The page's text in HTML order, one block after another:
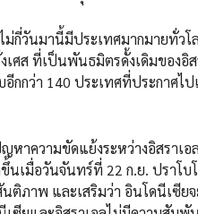
ม่กี่วันมานี้มีประเทศมากมายทั่ว
เศส ที่เป็นพันธมิตรดั้งเดิมของอิ
กกว่า 140 ประเทศที่ประกาศไ
หาความขัดแย้งระหว่างอิสราเ
นเมื่อวันจันทร์ที่ 22 ก.ย. ปราโ
ติภาพ และเสริมว่า อินโดนีเซีย